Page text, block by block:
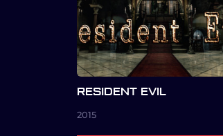
RESIDENT EVIL
2015